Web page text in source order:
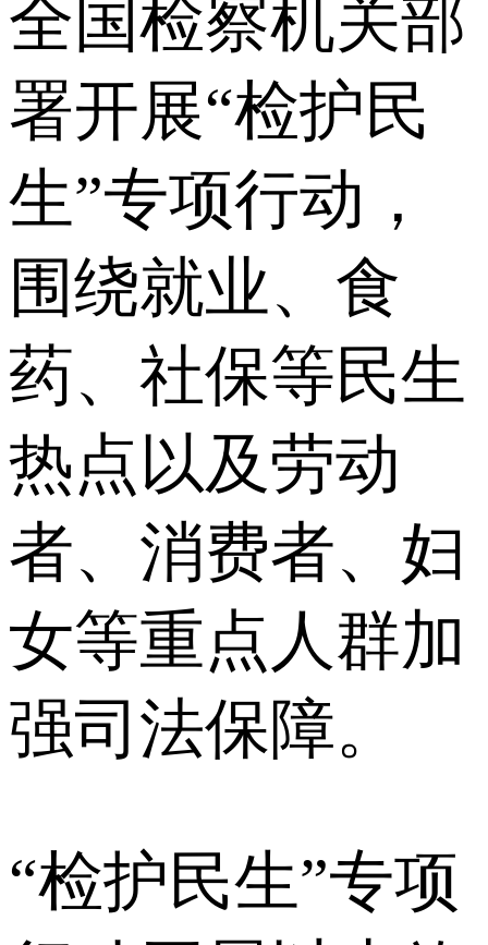
全国检察机关部
署开展“检护民
生”专项行动，
围绕就业、食
药、社保等民生
热点以及劳动
者、消费者、妇
女等重点人群加
强司法保障。
“检护民生”专项